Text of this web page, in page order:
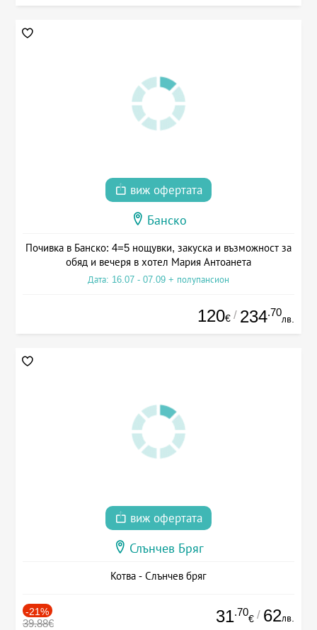
виж офертата
Банско
Почивка в Банско: 4=5 нощувки, закуска и възможност за
обяд и вечеря в хотел Мария Антоанета
Дата: 16.07 - 07.09 + полупансион
120€ / 234.70
лв.
виж офертата
Слънчев Бряг
Котва - Слънчев бряг
-21%
39.88€ 31.70
€ / 62лв.